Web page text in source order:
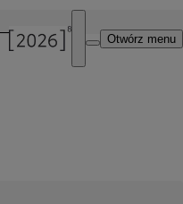
Otwórz menu
zmieniona na 140 900 zł.